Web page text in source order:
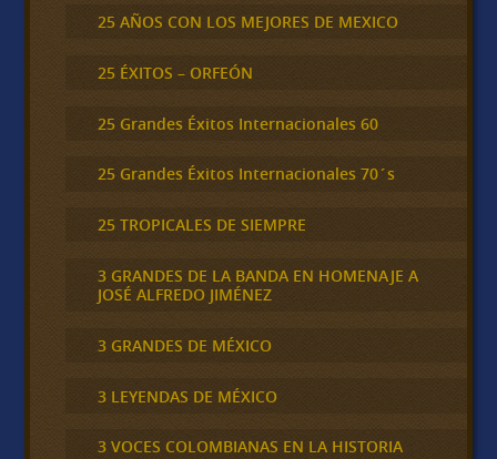
25 AÑOS CON LOS MEJORES DE MEXICO
25 ÉXITOS – ORFEÓN
25 Grandes Éxitos Internacionales 60
25 Grandes Éxitos Internacionales 70´s
25 TROPICALES DE SIEMPRE
3 GRANDES DE LA BANDA EN HOMENAJE A
JOSÉ ALFREDO JIMÉNEZ
3 GRANDES DE MÉXICO
3 LEYENDAS DE MÉXICO
3 VOCES COLOMBIANAS EN LA HISTORIA